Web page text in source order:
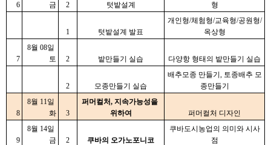
6
금
2 텃밭설계
형
1 텃밭설계 발표
개인형/체험형/교육형/공원형/
옥상형
7
8월 08일
토
2 밭만들기 실습 다양항 형태의 밭만들기 실습
2 모종만들기 실습
배추모종 만들기, 토종배추 모
종만들기
8
8월 11일
화
3
퍼머컬처, 지속가능성을
위하여
퍼머컬처 디자인
9
8월 14일
금
2 쿠바의 오가노포니코
쿠바도시농업의 의미와 시사
점